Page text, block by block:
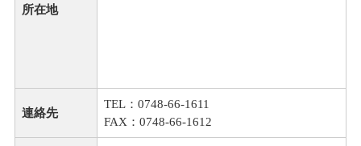
所在地
連絡先
TEL：0748-66-1611
FAX：0748-66-1612